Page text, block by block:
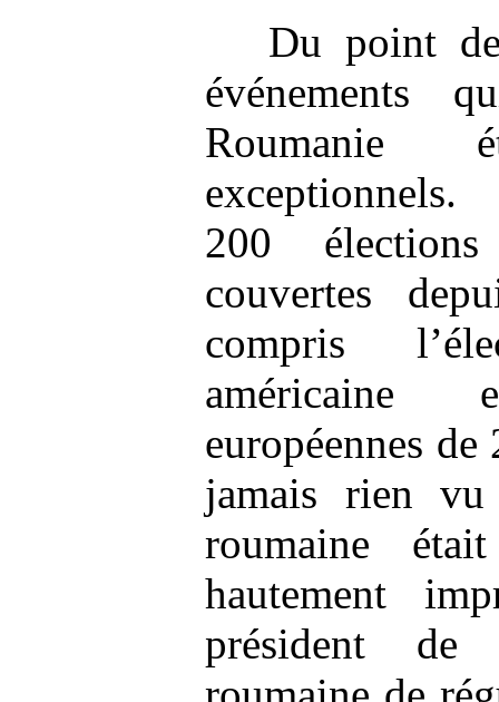
Du point
Roumanie
200
couvertes
compris
européennes
jamais rien
roumaine
hautement
président de